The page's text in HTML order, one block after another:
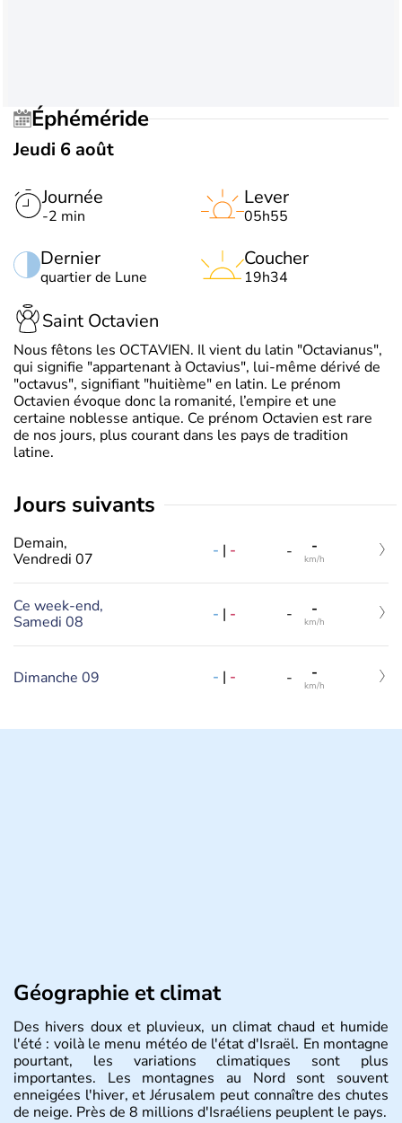
Éphéméride
Jeudi 6 août
Journée
-2 min
Dernier
quartier de Lune
Lever
05h55
Coucher
19h34
Saint Octavien
Nous fêtons les OCTAVIEN. Il vient du latin "Octavianus",
qui signifie "appartenant à Octavius", lui-même dérivé de
"octavus", signifiant "huitième" en latin. Le prénom
Octavien évoque donc la romanité, l’empire et une
certaine noblesse antique. Ce prénom Octavien est rare
de nos jours, plus courant dans les pays de tradition
latine.
jours suivants
Demain,
Vendredi 07
- | - - -
km/h
Ce week-end,
Samedi 08
- | - - -
km/h
Dimanche 09 - | - - -
km/h
Géographie et climat
Des hivers doux et pluvieux, un climat chaud et humide
l'été : voilà le menu météo de l'état d'Israël. En montagne
pourtant, les variations climatiques sont plus
importantes. Les montagnes au Nord sont souvent
enneigées l'hiver, et Jérusalem peut connaître des chutes
de neige. Près de 8 millions d'Israéliens peuplent le pays.